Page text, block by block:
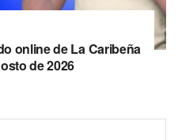
online de La Caribeña
de 2026